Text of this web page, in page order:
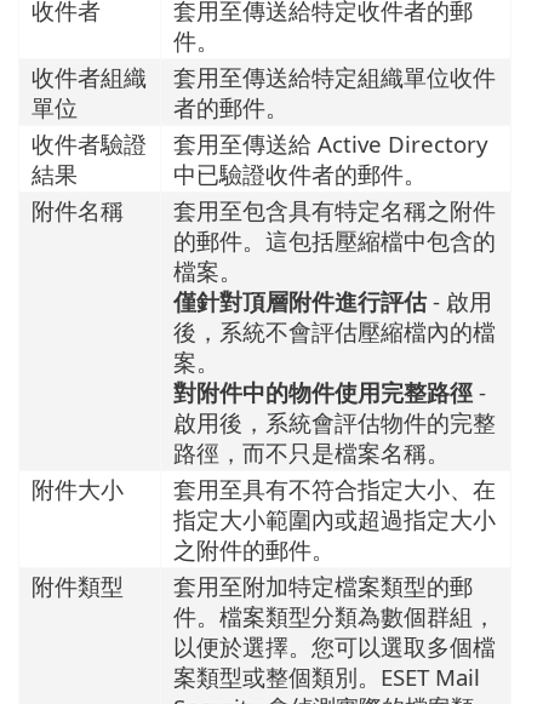
收件者
套用至傳送給特定收件者的郵
件。
收件者組織
單位
套用至傳送給特定組織單位收件
者的郵件。
收件者驗證
結果
套用至傳送給 Active Directory
中已驗證收件者的郵件。
附件名稱
套用至包含具有特定名稱之附件
的郵件。這包括壓縮檔中包含的
檔案。
僅針對頂層附件進行評估- 啟用
後，系統不會評估壓縮檔內的檔
案。
對附件中的物件使用完整路徑 -
啟用後，系統會評估物件的完整
路徑，而不只是檔案名稱。
附件大小
套用至具有不符合指定大小、在
指定大小範圍內或超過指定大小
之附件的郵件。
附件類型
套用至附加特定檔案類型的郵
件。檔案類型分類為數個群組，
以便於選擇。您可以選取多個檔
案類型或整個類別。ESET Mail